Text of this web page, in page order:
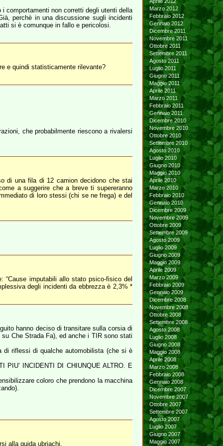
comportamenti non corretti degli utenti della
perchè in una discussione sugli incidenti
si è comunque in fallo e pericolosi.
e quindi statisticamente rilevante?
che probabilmente riescono a rivalersi
di una fila di 12 camion decidono che stai
a suggerire che a breve ti supereranno
di loro stessi (chi se ne frega) e del
“Cause imputabili allo stato psico-fisico del
degli incidenti da ebbrezza è 2,3% *
hanno deciso di transitare sulla corsia di
Che Strada Fa), ed anche i TIR sono stati
di riflessi di qualche automobilista (che si è
INCIDENTI DI CHIUNQUE ALTRO. E
coloro che prendono la macchina
alla guida ubriachi.
Marzo 2012
Febbraio 2012
Gennaio 2012
Dicembre 2011
Novembre 2011
Ottobre 2011
Settembre 2011
Agosto 2011
Luglio 2011
Giugno 2011
Maggio 2011
Aprile 2011
Marzo 2011
Febbraio 2011
Gennaio 2011
Dicembre 2010
Novembre 2010
Ottobre 2010
Settembre 2010
Agosto 2010
Luglio 2010
Giugno 2010
Maggio 2010
Aprile 2010
Marzo 2010
Febbraio 2010
Gennaio 2010
Dicembre 2009
Novembre 2009
Ottobre 2009
Settembre 2009
Agosto 2009
Luglio 2009
Giugno 2009
Maggio 2009
Aprile 2009
Marzo 2009
Febbraio 2009
Gennaio 2009
Dicembre 2008
Novembre 2008
Ottobre 2008
Settembre 2008
Agosto 2008
Luglio 2008
Giugno 2008
Maggio 2008
Aprile 2008
Marzo 2008
Febbraio 2008
Gennaio 2008
Dicembre 2007
Novembre 2007
Ottobre 2007
Settembre 2007
Agosto 2007
Luglio 2007
Giugno 2007
Maggio 2007